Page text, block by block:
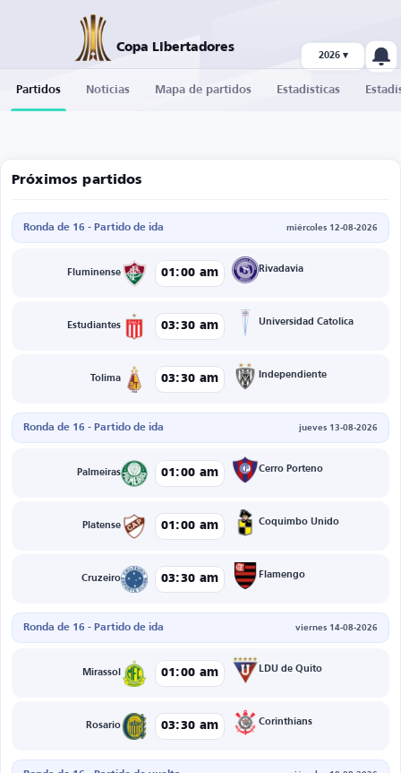
Copa Libertadores
2026 ▾
Partidos Noticias Mapa de partidos Estadísticas
Próximos partidos
Ronda de 16 - Partido de ida miércoles 12-08-2026
Fluminense 01:00 am Rivadavia
Estudiantes 03:30 am Universidad Catolica
Tolima 03:30 am Independiente
Ronda de 16 - Partido de ida jueves 13-08-2026
Palmeiras 01:00 am Cerro Porteno
Platense 01:00 am Coquimbo Unido
Cruzeiro 03:30 am Flamengo
Ronda de 16 - Partido de ida viernes 14-08-2026
Mirassol 01:00 am LDU de Quito
Rosario 03:30 am Corinthians